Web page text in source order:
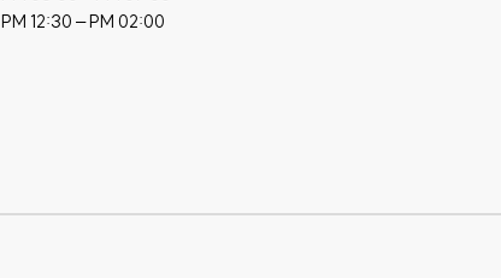
PM 12:30 – PM 02:00